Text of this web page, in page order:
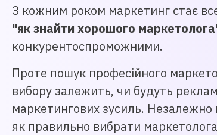
З кожним роком маркетинг стає
"як знайти хорошого
конкурентоспроможними.
Проте пошук професійного
вибору залежить, чи будуть
маркетингових зусиль. Незалежно
як правильно вибрати